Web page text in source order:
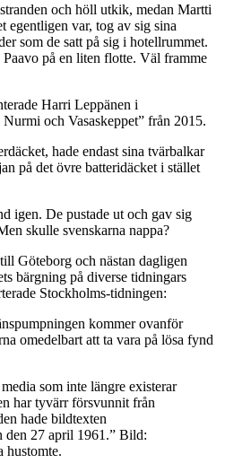
och höll utkik, medan Martti
egentligen var, tog av sig sina
som de satt på sig i hotellrummet.
på en liten flotte. Väl framme
Harri Leppänen i
och Vasaskeppet” från 2015.
hade endast sina tvärbalkar
på det övre batteridäcket i stället
igen. De pustade ut och gav sig
skulle svenskarna nappa?
Göteborg och nästan dagligen
bärgning på diverse tidningars
Stockholms-tidningen:
kommer ovanför
omedelbart att ta vara på lösa fynd
har tyvärr försvunnit från
hade bildtexten
den 27 april 1961.” Bild:
hustomte.